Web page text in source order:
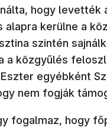
hogy levették
kerülne a
szintén
a közgyűlés
egyébként
nem fogják
fogalmaz, hogy